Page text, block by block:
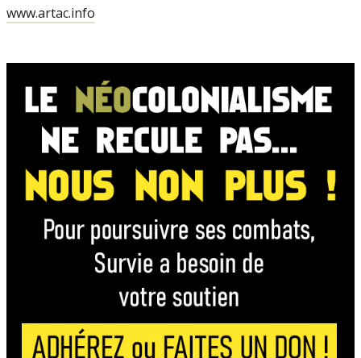
www.artac.info